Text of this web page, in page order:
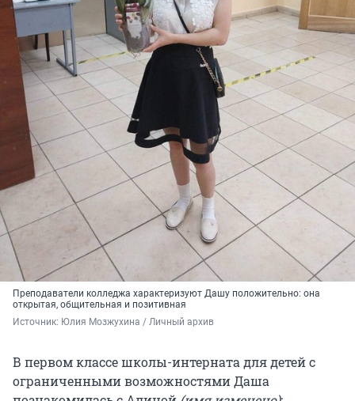
Преподаватели колледжа характеризуют Дашу положительно: она
открытая, общительная и позитивная
Источник: Юлия Мозжухина / Личный архив
В первом классе школы-интерната для детей с
ограниченными возможностями Даша